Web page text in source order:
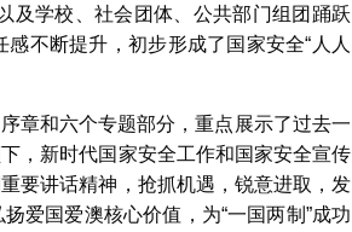
及学校、社会团体、公共部门组团踊跃
不断提升，初步形成了国家安全“人人
章和六个专题部分，重点展示了过去一
，新时代国家安全工作和国家安全宣传
要讲话精神，抢抓机遇，锐意进取，发
爱国爱澳核心价值，为“一国两制”成功